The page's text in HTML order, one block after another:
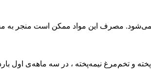
و تخم‌مرغ نیمه‌پخته ، در سه ماهه‌ی اول